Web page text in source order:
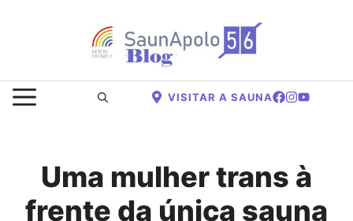
conteúdo
MENU VISITAR A SAUNA
Uma mulher trans à
frente da única sauna